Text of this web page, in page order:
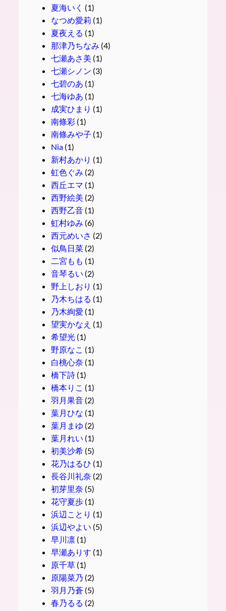
夏海いく (1)
なつめ愛莉 (1)
夏夜える (1)
那津乃ちなみ (4)
七瀬あさ美 (1)
七瀬シノン (3)
七碧のあ (1)
七海ゆあ (1)
成実ひまり (1)
南條彩(1)
南條みや子 (1)
Nia(1)
新村あかり (1)
虹色ぐみ (2)
西丘エマ (1)
西野絵美 (2)
西野乙音(1)
虹村ゆみ (6)
西元めいさ (2)
似鳥日菜(2)
二宮もも (1)
音琴るい (2)
野上しおり (1)
乃木ちはる (1)
乃木絢愛 (1)
望実かなえ (1)
希望光(1)
野原なこ (1)
白桃心奈 (1)
橋下詩(1)
橋本りこ (1)
羽月果音(2)
葉月ひな (1)
葉月まゆ (2)
葉月れい (1)
初美沙希(5)
花乃はるひ (1)
長谷川礼奈 (2)
初芽里奈 (5)
花守夏歩(1)
浜辺ことり (1)
浜辺やよい (5)
早川凛(1)
早瀬ありす (1)
原千草 (1)
原陽菜乃 (2)
羽月乃蒼(5)
春乃るる (2)